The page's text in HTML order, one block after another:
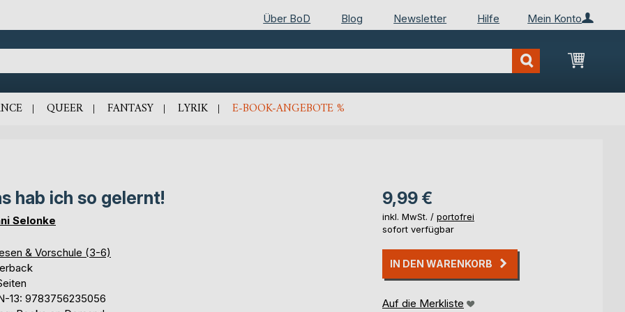
Mein Konto
Über BoD Blog Newsletter Hilfe
Mein
QUEER FANTASY LYRIK E-BOOK-ANGEBOTE %
hab ich so gelernt!
Selonke
& Vorschule (3-6)
13: 9783756235056
9,99 €
inkl. MwSt. / portofrei
sofort verfügbar
IN DEN WARENKORB
Auf die Merkliste